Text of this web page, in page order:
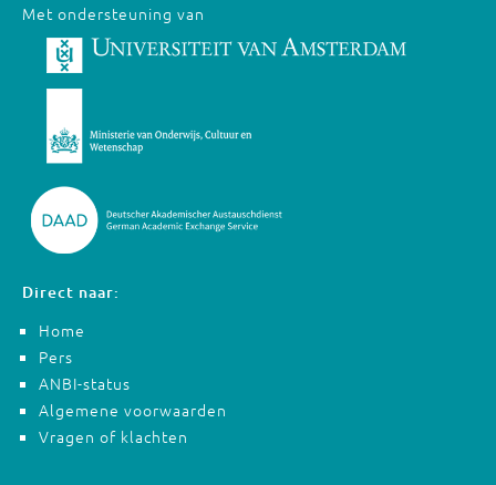
Met ondersteuning van
Direct naar:
Home
Pers
ANBI-status
Algemene voorwaarden
Vragen of klachten